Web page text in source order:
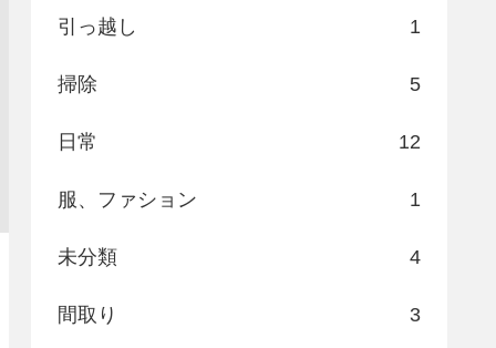
引っ越し 1
掃除 5
日常 12
服、ファション 1
未分類 4
間取り 3